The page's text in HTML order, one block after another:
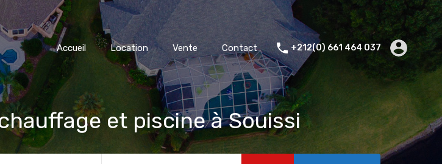
Accueil Location Vente
Contact
Accueil
Location Vente Contact +212(0) 661 464 037
et piscine à Souissi